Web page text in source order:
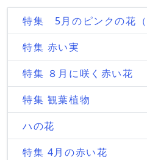
特集 5月のピンクの花
特集 赤い実
特集 ８月に咲く赤い花
特集 観葉植物
ハの花
特集 4月の赤い花